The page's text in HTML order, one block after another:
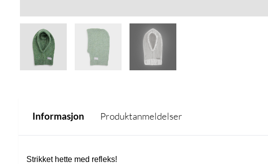
Informasjon Produktanmeldelser
Strikket hette med refleks!